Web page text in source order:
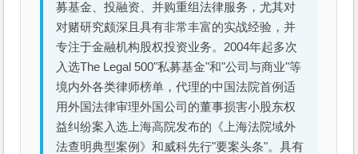
募基金、投融资、并购重组法律服务，尤其对
对赌研究颇深且具有非常丰富的实战经验，并
专注于金融机构股权投资业务。2004年起多次
入选The Legal 500"私募基金"和"公司与商业"等
境内外各类律师榜单，代理的中国法院首例适
用外国法律审理外国公司的董事损害小股东权
益纠纷案入选上海高院发布的《上海法院域外
法查明典型案例》和威科先行"要案头条"。具有